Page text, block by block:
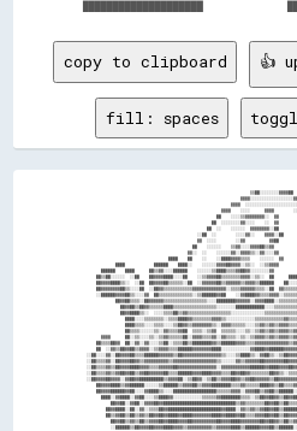
copy to clipboard 👍
fill: spaces
██
██
░░██  ░░
▓▓  ░░░░
██    ░░░░░░
▓▓░░  ░░
████    ██    ░░
████            ██████    ████░░
██████    ████      ██▒▒▓▓░░░░██████
██▒▒██░░░░░░  ░░██    ██▓▓▓▓████░░░░██
██▓▓▓▓████▒▒░░  ░░██  ██▓▓▓▓██▒▒▒▒▒▒░░██
██▓▓▓▓▓▓▓▓██▒▒░░░░██
░░██████▓▓▓▓██▒▒░░░░▓▓  ██▒▒▒▒▒▒▒▒▒▒▒▒▒▒░░▒▒██████▓▓██
██▓▓████▒▒░░
██▒▒▒▒░░░░░░▒▒░░▓▓▒▒▒▒▓▓██  ▒▒▒▒░░▒▒▓▓
▓▓▓▓
██▒▒▒▒██▓▓
██